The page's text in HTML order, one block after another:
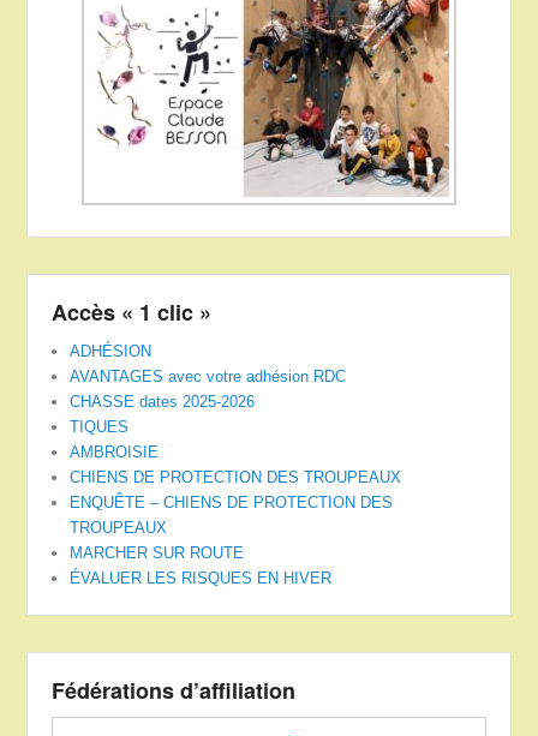
Accès « 1 clic »
ADHÉSION
AVANTAGES avec votre adhésion RDC
CHASSE dates 2025-2026
TIQUES
AMBROISIE
CHIENS DE PROTECTION DES TROUPEAUX
ENQUÊTE – CHIENS DE PROTECTION DES
TROUPEAUX
MARCHER SUR ROUTE
ÉVALUER LES RISQUES EN HIVER
Fédérations d’affiliation